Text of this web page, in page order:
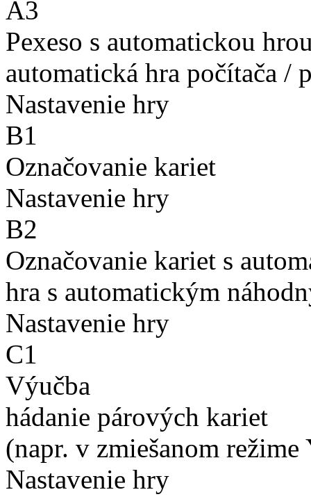
A3
Pexeso s automatickou
automatická hra počítača /
Nastavenie hry
B1
Označovanie kariet
Nastavenie hry
B2
Označovanie kariet s
hra s automatickým
Nastavenie hry
C1
Výučba
hádanie párových kariet
(napr. v zmiešanom režime
Nastavenie hry